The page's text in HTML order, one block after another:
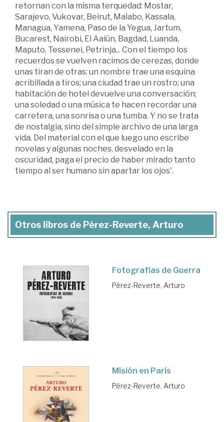
retornan con la misma terquedad: Mostar,
Sarajevo, Vukovar, Beirut, Malabo, Kassala,
Managua, Yamena, Paso de la Yegua, Jartum,
Bucarest, Nairobi, El Aaiún, Bagdad, Luanda,
Maputo, Tessenei, Petrinja... Con el tiempo los
recuerdos se vuelven racimos de cerezas, donde
unas tiran de otras: un nombre trae una esquina
acribillada a tiros; una ciudad trae un rostro; una
habitación de hotel devuelve una conversación;
una soledad o una música te hacen recordar una
carretera, una sonrisa o una tumba. Y no se trata
de nostalgia, sino del simple archivo de una larga
vida. Del material con el que luego uno escribe
novelas y algunas noches, desvelado en la
oscuridad, paga el precio de haber mirado tanto
tiempo al ser humano sin apartar los ojos'.
Otros libros de Pérez-Reverte, Arturo
Fotografías de Guerra
Pérez-Reverte, Arturo
Misión en París
Pérez-Reverte, Arturo